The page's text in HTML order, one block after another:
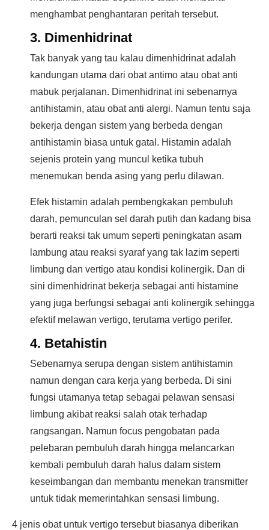
menghambat penghantaran peritah tersebut.
3. Dimenhidrinat
Tak banyak yang tau kalau dimenhidrinat adalah
kandungan utama dari obat antimo atau obat anti
mabuk perjalanan. Dimenhidrinat ini sebenarnya
antihistamin, atau obat anti alergi. Namun tentu saja
bekerja dengan sistem yang berbeda dengan
antihistamin biasa untuk gatal. Histamin adalah
sejenis protein yang muncul ketika tubuh
menemukan benda asing yang perlu dilawan.
Efek histamin adalah pembengkakan pembuluh
darah, pemunculan sel darah putih dan kadang bisa
berarti reaksi tak umum seperti peningkatan asam
lambung atau reaksi syaraf yang tak lazim seperti
limbung dan vertigo atau kondisi kolinergik. Dan di
sini dimenhidrinat bekerja sebagai anti histamine
yang juga berfungsi sebagai anti kolinergik sehingga
efektif melawan vertigo, terutama vertigo perifer.
4. Betahistin
Sebenarnya serupa dengan sistem antihistamin
namun dengan cara kerja yang berbeda. Di sini
fungsi utamanya tetap sebagai pelawan sensasi
limbung akibat reaksi salah otak terhadap
rangsangan. Namun focus pengobatan pada
pelebaran pembuluh darah hingga melancarkan
kembali pembuluh darah halus dalam sistem
keseimbangan dan membantu menekan transmitter
untuk tidak memerintahkan sensasi limbung.
4 jenis obat untuk vertigo tersebut biasanya diberikan